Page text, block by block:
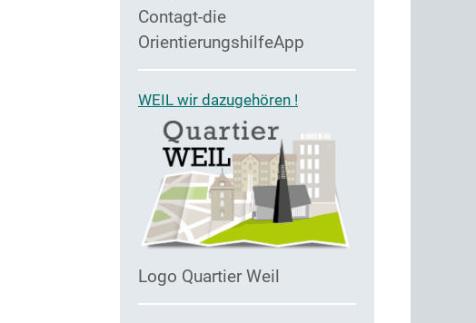
Contagt-die
OrientierungshilfeApp
WEIL wir dazugehören !
Logo Quartier Weil